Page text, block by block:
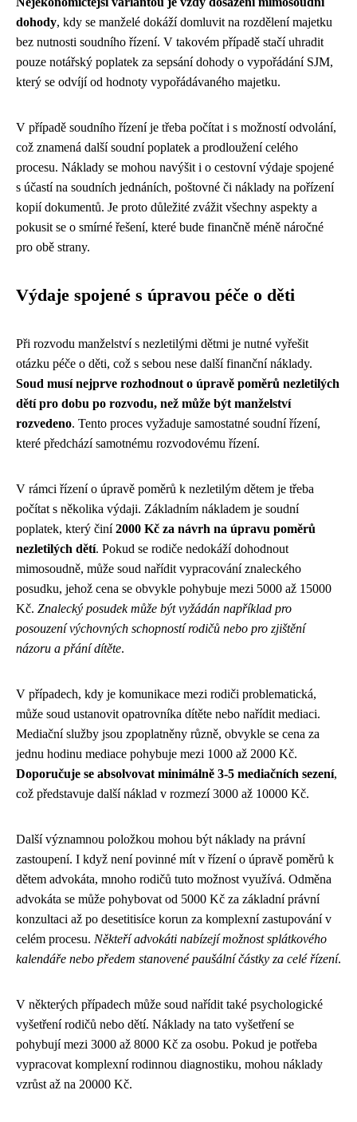
dohody, kdy se manželé dokáží domluvit na rozdělení majetku
bez nutnosti soudního řízení. V takovém případě stačí uhradit
pouze notářský poplatek za sepsání dohody o vypořádání SJM,
který se odvíjí od hodnoty vypořádávaného majetku.
V případě soudního řízení je třeba počítat i s možností odvolání,
což znamená další soudní poplatek a prodloužení celého
procesu. Náklady se mohou navýšit i o cestovní výdaje spojené
s účastí na soudních jednáních, poštovné či náklady na pořízení
kopií dokumentů. Je proto důležité zvážit všechny aspekty a
pokusit se o smírné řešení, které bude finančně méně náročné
pro obě strany.
Výdaje spojené s úpravou péče o děti
Při rozvodu manželství s nezletilými dětmi je nutné vyřešit
otázku péče o děti, což s sebou nese další finanční náklady.
Soud musí nejprve rozhodnout o úpravě poměrů nezletilých
dětí pro dobu po rozvodu, než může být manželství
rozvedeno. Tento proces vyžaduje samostatné soudní řízení,
které předchází samotnému rozvodovému řízení.
V rámci řízení o úpravě poměrů k nezletilým dětem je třeba
počítat s několika výdaji. Základním nákladem je soudní
poplatek, který činí2000 Kč za návrh na úpravu poměrů
nezletilých dětí. Pokud se rodiče nedokáží dohodnout
mimosoudně, může soud nařídit vypracování znaleckého
posudku, jehož cena se obvykle pohybuje mezi 5000 až 15000
Kč. Znalecký posudek může být vyžádán například pro
posouzení výchovných schopností rodičů nebo pro zjištění
názoru a přání dítěte.
V případech, kdy je komunikace mezi rodiči problematická,
může soud ustanovit opatrovníka dítěte nebo nařídit mediaci.
Mediační služby jsou zpoplatněny různě, obvykle se cena za
jednu hodinu mediace pohybuje mezi 1000 až 2000 Kč.
Doporučuje se absolvovat minimálně 3-5 mediačních sezení,
což představuje další náklad v rozmezí 3000 až 10000 Kč.
Další významnou položkou mohou být náklady na právní
zastoupení. I když není povinné mít v řízení o úpravě poměrů k
dětem advokáta, mnoho rodičů tuto možnost využívá. Odměna
advokáta se může pohybovat od 5000 Kč za základní právní
konzultaci až po desetitisíce korun za komplexní zastupování v
celém procesu. Někteří advokáti nabízejí možnost splátkového
kalendáře nebo předem stanovené paušální částky za celé řízení.
V některých případech může soud nařídit také psychologické
vyšetření rodičů nebo dětí. Náklady na tato vyšetření se
pohybují mezi 3000 až 8000 Kč za osobu. Pokud je potřeba
vypracovat komplexní rodinnou diagnostiku, mohou náklady
vzrůst až na 20000 Kč.